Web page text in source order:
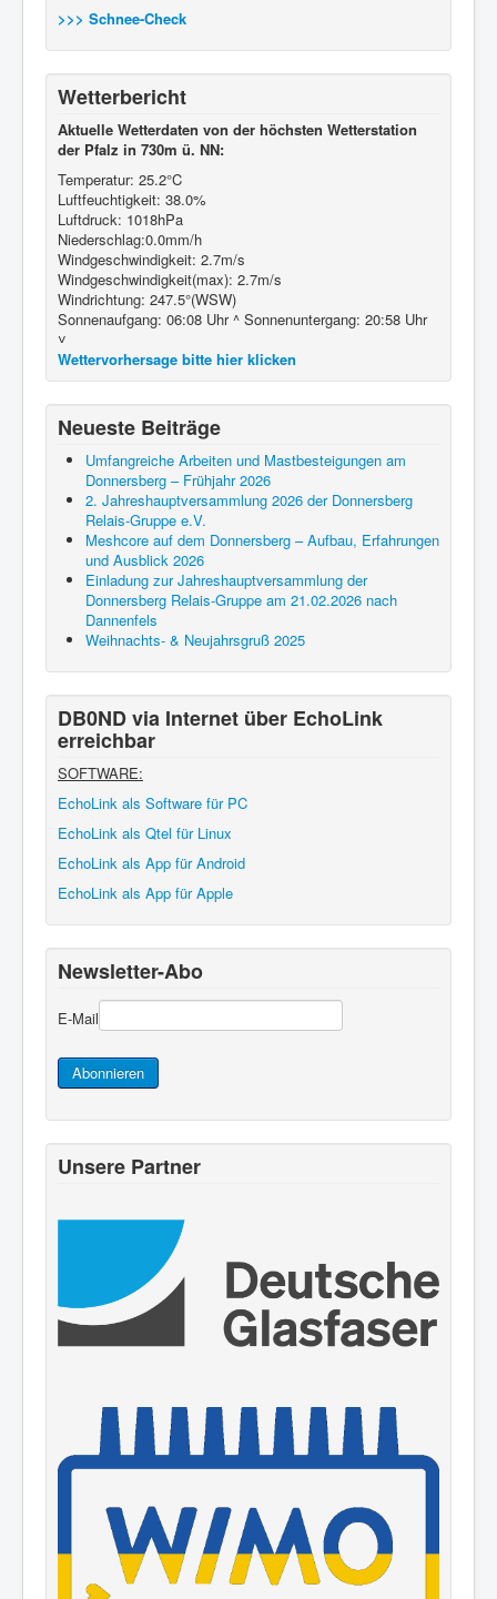
>>> Schnee-Check
Wetterbericht
Aktuelle Wetterdaten von der höchsten Wetterstation
der Pfalz in 730m ü. NN:
Temperatur: 25.2°C
Luftfeuchtigkeit: 38.0%
Luftdruck: 1018hPa
Niederschlag:0.0mm/h
Windgeschwindigkeit: 2.7m/s
Windgeschwindigkeit(max): 2.7m/s
Windrichtung: 247.5°(WSW)
Sonnenaufgang: 06:08 Uhr ^ Sonnenuntergang: 20:58 Uhr
˅
Wettervorhersage bitte hier klicken
Neueste Beiträge
Umfangreiche Arbeiten und Mastbesteigungen am
Donnersberg – Frühjahr 2026
2. Jahreshauptversammlung 2026 der Donnersberg
Relais-Gruppe e.V.
Meshcore auf dem Donnersberg – Aufbau, Erfahrungen
und Ausblick 2026
Einladung zur Jahreshauptversammlung der
Donnersberg Relais-Gruppe am 21.02.2026 nach
Dannenfels
Weihnachts- & Neujahrsgruß 2025
DB0ND via Internet über EchoLink
erreichbar
SOFTWARE:
EchoLink als Software für PC
EchoLink als Qtel für Linux
EchoLink als App für Android
EchoLink als App für Apple
Newsletter-Abo
E-Mail
Abonnieren
Unsere Partner